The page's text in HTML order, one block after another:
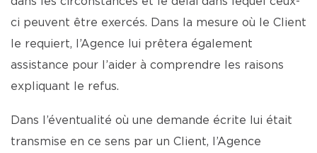
ci peuvent être exercés. Dans la mesure où le Client
le requiert, l’Agence lui prêtera également
assistance pour l’aider à comprendre les raisons
expliquant le refus.
Dans l’éventualité où une demande écrite lui était
transmise en ce sens par un Client, l’Agence